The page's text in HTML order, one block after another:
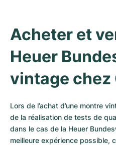
Acheter et
Heuer
vintage chez
Lors de l’achat d’une montre
de la réalisation de tests de
dans le cas de la Heuer
meilleure expérience possible,